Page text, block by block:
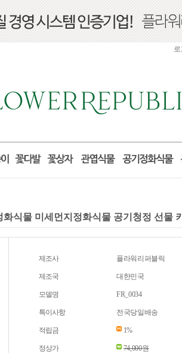
로
식물 미세먼지정화식물 공기청정 선물
제조사 플라워리퍼블릭
제조국 대한민국
모델명 FR_0034
특이사항 전국당일배송
적립금 1%
정상가 74,000원